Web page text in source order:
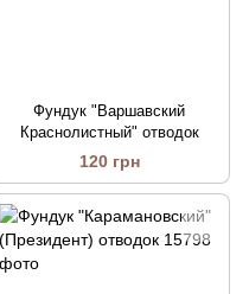
Фундук "Варшавский
Краснолистный" отводок
120 грн